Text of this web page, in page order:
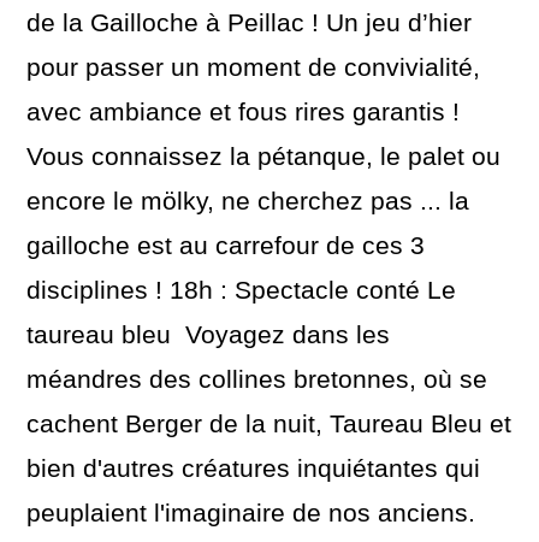
de la Gailloche à Peillac ! Un jeu d’hier
pour passer un moment de convivialité,
avec ambiance et fous rires garantis !
Vous connaissez la pétanque, le palet ou
encore le mölky, ne cherchez pas ... la
gailloche est au carrefour de ces 3
disciplines ! 18h : Spectacle conté Le
taureau bleu Voyagez dans les
méandres des collines bretonnes, où se
cachent Berger de la nuit, Taureau Bleu et
bien d'autres créatures inquiétantes qui
peuplaient l'imaginaire de nos anciens.